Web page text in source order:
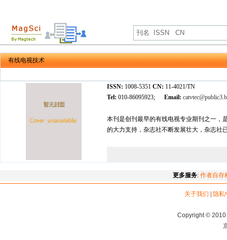
有线电视技术
ISSN: 1008-5351 CN: 11-4021/TN
Tel: 010-86095923; Email:
本刊是创刊最早的有线电视专业期刊之一，
的大力支持，杂志社不断发展壮大，杂志社
更多服务: 作者自存
关于我们
隐私
Copyright © 2010